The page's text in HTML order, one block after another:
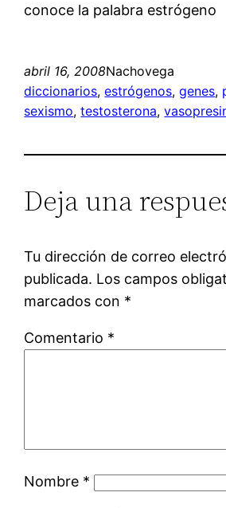
conoce la palabra estrógeno
abril 16, 2008Nachovega
diccionarios, estrógenos, genes,
sexismo, testosterona,
Deja una
Tu dirección de correo
publicada. Los campos
marcados con *
Comentario *
Nombre *